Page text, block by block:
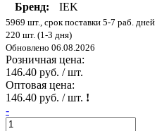
Бренд:
IEK
5969 шт., срок поставки 5-7 раб. дней
220 шт. (1-3 дня)
Обновлено 06.08.2026
Розничная цена:
146.40 руб. / шт.
Оптовая цена:
146.40 руб. / шт. !
-